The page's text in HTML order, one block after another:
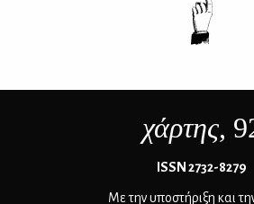
χάρτης,
ΙSSN 2732-8279
Με την υποστήριξη και